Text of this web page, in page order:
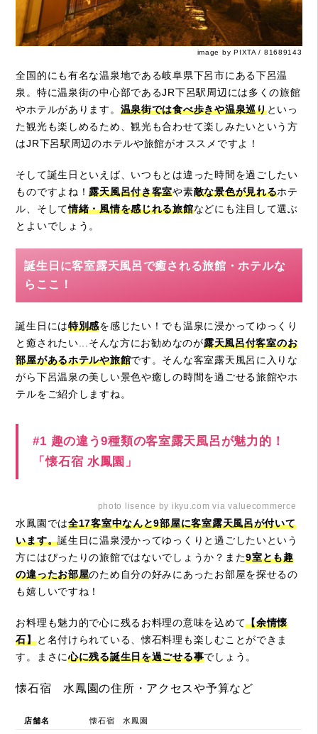
image by PIXTA / 81689143
全国的にも有名な温泉地である岐阜県下呂市にある下呂温
泉。特に温泉街の中心部であるJR下呂駅周辺には多くの旅館
やホテルがあります。 温泉街では食べ歩きや温泉巡りといっ
た観光も楽しめるため、観光も合わせて楽しみたいという方
はJR下呂駅周辺のホテルや旅館がオススメですよ！
そして誕生日といえば、いつもとは違った時間を過ごしたい
ものですよね！露天風呂付き客室や素敵な景色が見れるホテ
ル、そして情緒・風情を感じれる旅館などにも注目して選ぶ
とよいでしょう。
誕生日に客室露天風呂で癒される旅館・ホテルな
らここ！
誕生日には特別感を感じたい！でも温泉に浸かってゆっくり
と癒されたい...そんな方にお勧めなのが露天風呂付客室のお
部屋があるホテルや旅館です。そんな客室露天風呂に入りな
がら下呂温泉の美しい景色や癒しの時間を過ごせる旅館やホ
テルをご紹介しますね。
#1 趣の違う9種類の客室露天風呂が魅力的！
「懐石宿 水鳳園」
photo lisence by ikyu.com via valuecommerce
水鳳園では全17客室中なんと9部屋に客室露天風呂が付いて
います。誕生日に温泉浸かってゆっくりと過ごしたいという
方にはぴったりの旅館ではないでしょうか？また9室とも趣
の違ったお部屋のため自分の好みにあったお部屋を探せるの
も嬉しいですね！
お料理も魅力的で心に残るお料理の意味を込めて【余情懐
石】と名付けられている、懐石料理も楽しむことができま
す。まさに心に残る誕生日を過ごせる事でしょう。
懐石宿 水鳳園の住所・アクセスや予算など
店舗名 懐石宿 水鳳園